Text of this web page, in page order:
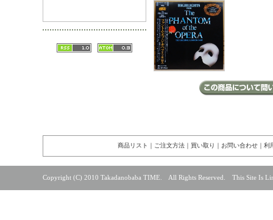
商品リスト ｜ ご注文方法｜ 買い取り ｜ お問い合わせ｜ 利
Copyright (C) 2010 Takadanobaba TIME. All Rights Reserved. This Site Is